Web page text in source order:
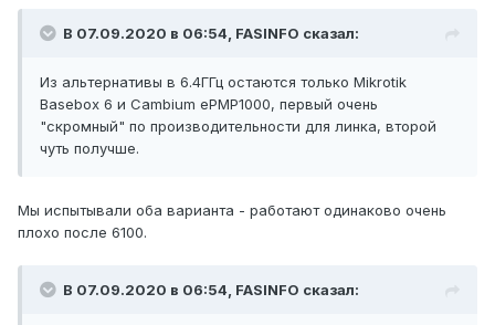
В 07.09.2020 в 06:54, FASINFO сказал:
Из альтернативы в 6.4ГГц остаются только Mikrotik
Basebox 6 и Cambium ePMP1000, первый очень
"скромный" по производительности для линка, второй
чуть получше.
Мы испытывали оба варианта - работают одинаково очень
плохо после 6100.
В 07.09.2020 в 06:54, FASINFO сказал: